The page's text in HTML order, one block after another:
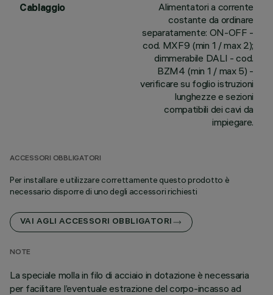
Cablaggio
Alimentatori a corrente
costante da ordinare
separatamente: ON-OFF -
cod. MXF9 (min 1 / max 2);
dimmerabile DALI - cod.
BZM4 (min 1 / max 5) -
verificare su foglio istruzioni
lunghezze e sezioni
compatibili dei cavi da
impiegare.
ACCESSORI OBBLIGATORI
Per installare e utilizzare correttamente questo prodotto è
necessario disporre di uno degli accessori richiesti
VAI AGLI ACCESSORI OBBLIGATORI
NOTE
La speciale molla in filo di acciaio in dotazione è necessaria
per facilitare l’eventuale estrazione del corpo-incasso ad